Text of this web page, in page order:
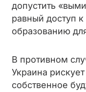
допустить
равный доступ
образованию
В противном
Украина
собственное